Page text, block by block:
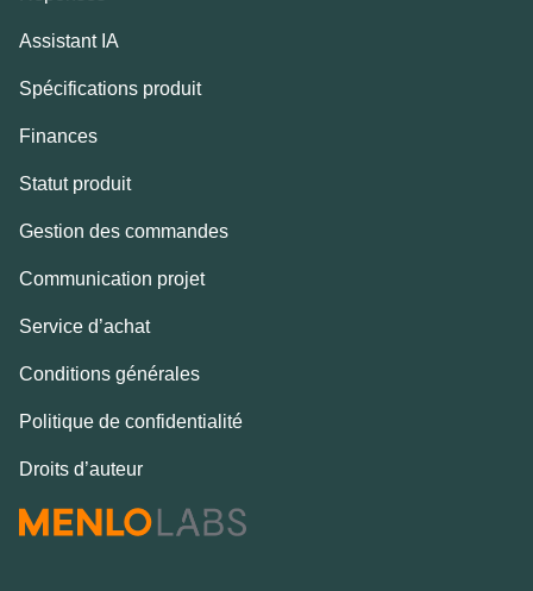
Assistant IA
Spécifications produit
Finances
Statut produit
Gestion des commandes
Communication projet
Service d’achat
Conditions générales
Politique de confidentialité
Droits d’auteur